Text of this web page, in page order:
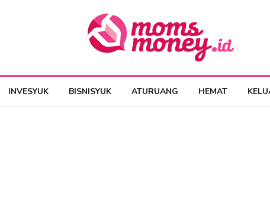
INVESYUK BISNISYUK ATURUANG HEMAT